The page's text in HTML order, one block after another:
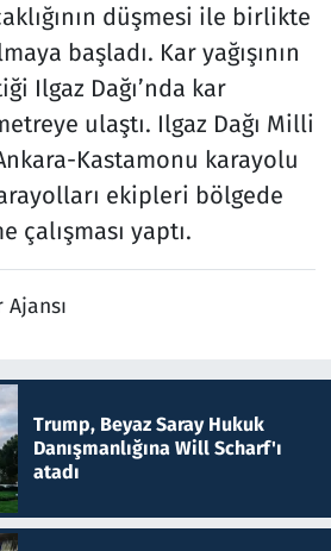
düşmesi ile birlikte
başladı. Kar yağışının
Ilgaz Dağı’nda kar
ulaştı. Ilgaz Dağı Milli
Kastamonu karayolu
ekipleri bölgede
çalışması yaptı.
Trump, Beyaz Saray Hukuk
Danışmanlığına Will Scharf'ı
atadı